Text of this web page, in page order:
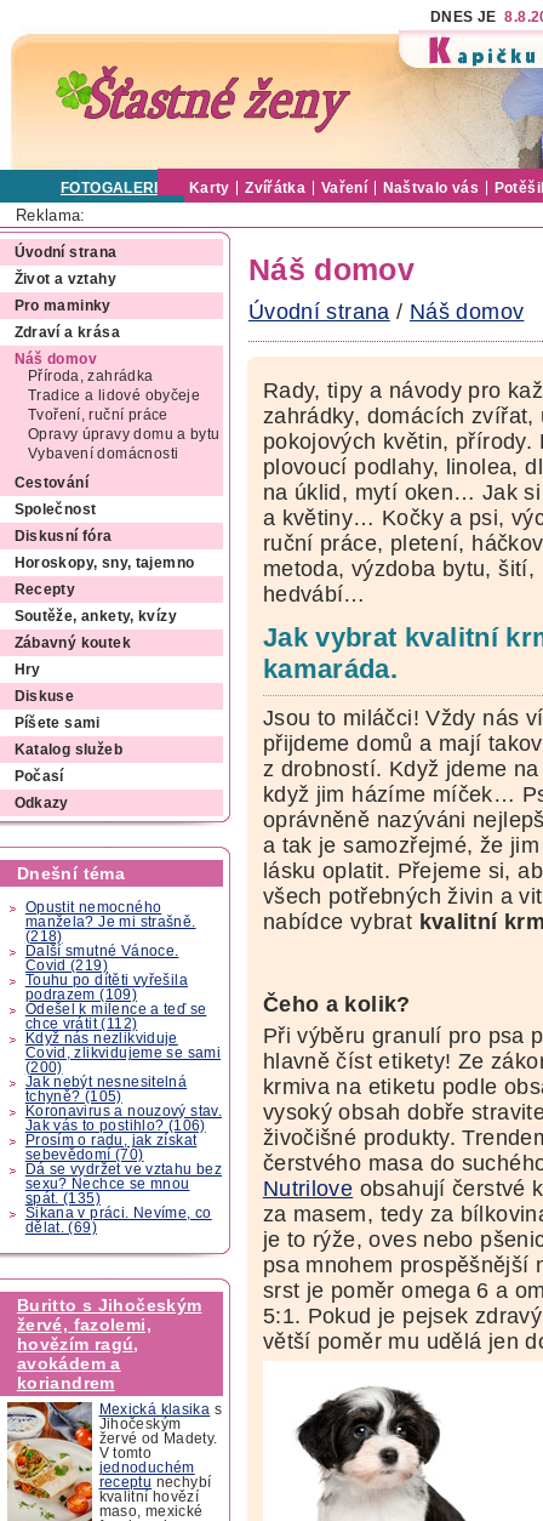
DNES JE
FOTOGALERIE Karty Zvířátka Vaření Naštvalo vás
Reklama:
Úvodní strana
Život a vztahy
Pro maminky
Zdraví a krása
Náš domov
Příroda, zahrádka
Tradice a lidové obyčeje
Tvoření, ruční práce
Opravy úpravy domu a bytu
Vybavení domácnosti
Cestování
Společnost
Diskusní fóra
Horoskopy, sny, tajemno
Recepty
Soutěže, ankety, kvízy
Zábavný koutek
Hry
Diskuse
Píšete sami
Katalog služeb
Počasí
Odkazy
Dnešní téma
Opustit nemocného
manžela? Je mi strašně.
(218)
Další smutné Vánoce.
Covid (219)
Touhu po dítěti vyřešila
podrazem (109)
Odešel k milence a teď se
chce vrátit (112)
Když nás nezlikviduje
Covid, zlikvidujeme se sami
(200)
Jak nebýt nesnesitelná
tchyně? (105)
Koronavirus a nouzový stav.
Jak vás to postihlo? (106)
Prosím o radu, jak získat
sebevědomí (70)
Dá se vydržet ve vztahu bez
sexu? Nechce se mnou
spát. (135)
Šikana v práci. Nevíme, co
dělat. (69)
Buritto s Jihočeským
žervé, fazolemi,
hovězím ragú,
avokádem a
koriandrem
Mexická klasika s
Jihočeským
žervé od Madety.
V tomto
jednoduchém
receptu nechybí
kvalitní hovězí
maso, mexické
Náš domov
Úvodní strana / Náš domov
Rady, tipy a návody pro
zahrádky, domácích
pokojových květin,
plovoucí podlahy, linolea,
na úklid, mytí oken… Jak
a květiny… Kočky a psi,
ruční práce, pletení,
metoda, výzdoba bytu,
hedvábí…
Jak vybrat kvalitní
kamaráda.
Jsou to miláčci! Vždy nás
přijdeme domů a mají
z drobností. Když jdeme
když jim házíme míček…
oprávněně nazýváni
a tak je samozřejmé, že
lásku oplatit. Přejeme si,
všech potřebných živin a
nabídce vybrat kvalitní
Čeho a kolik?
Při výběru granulí pro psa
hlavně číst etikety! Ze
krmiva na etiketu podle
vysoký obsah dobře
živočišné produkty.
čerstvého masa do
Nutrilove obsahují čerstvé
za masem, tedy za
je to rýže, oves nebo
psa mnohem prospěšnější
srst je poměr omega 6 a
5:1. Pokud je pejsek
větší poměr mu udělá jen